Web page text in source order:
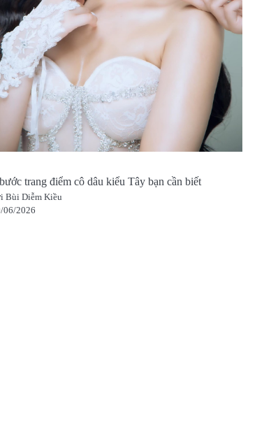
trang điểm cô dâu kiểu Tây bạn cần biết
Bùi Diễm Kiều
06/2026